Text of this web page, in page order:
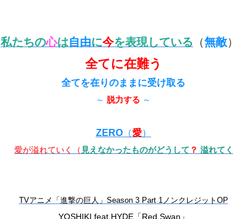
私たちの心は自由に今を表現している （無敵）
全てに在難う
全てを在りのままに受け取る
～ 脱力する ～
ZERO（愛）
愛が溢れていく（ 見えなかったものがどうして ？ 溢れてく
TVアニメ「進撃の巨人」Season 3 Part 1ノンクレジットOP
YOSHIKI feat.HYDE「Red Swan」